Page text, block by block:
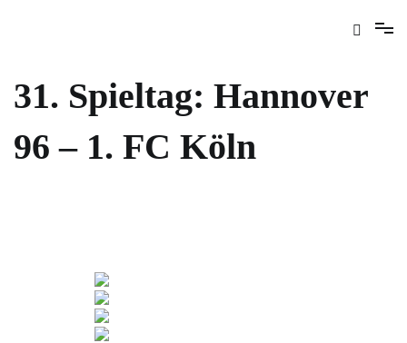
31. Spieltag: Hannover
96 – 1. FC Köln